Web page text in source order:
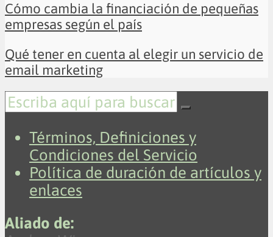
Cómo cambia la financiación de pequeñas
empresas según el país
Qué tener en cuenta al elegir un servicio de
email marketing
Términos, Definiciones y
Condiciones del Servicio
Política de duración de artículos y
enlaces
Aliado de: